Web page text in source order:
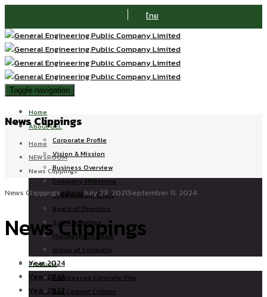
ไทย
Toggle navigation
Home
About GEL
Corporate Profile
Vision & Mission
Business Overview
Company Milestone
Organization Chart
Board of Directors
Sub-Committee
Management Team
Group of Company
Products
Prestressed Concrete Pile
Soil Cement Column
News Clippings
Home
NEWSROOM
News Clippings
News ClippingsadminJuly 23, 2021September 11, 2024
News Clippings
Year 2024
Year 2023
Year 2022